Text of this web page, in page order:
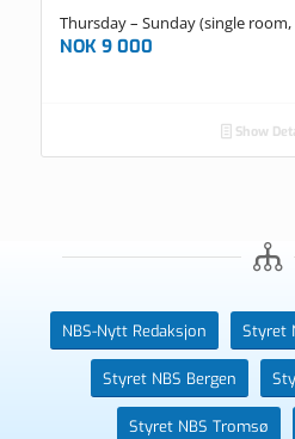
Thursday – Sunday (single
NOK9 000
Show
NBS-Nytt Redaksjon Styret
Styret NBS Bergen
Styret NBS Tromsø